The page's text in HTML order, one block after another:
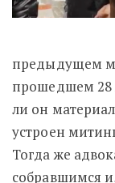
предыдущем
прошедшем 28
ли он
устроен
Тогда же
собравшимся